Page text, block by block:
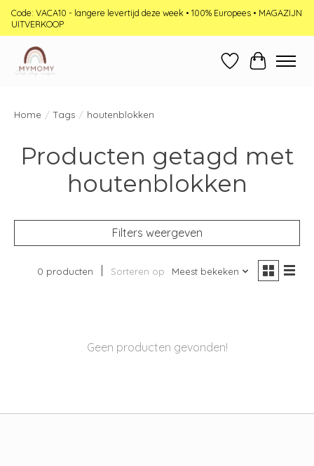
Code: VACA10 - langere levertijd deze week • 100% Europees • MAGAZIJN
UITVERKOOP
Verlanglijst
Home / Tags / houtenblokken
Producten getagd met
houtenblokken
Filters weergeven
0 producten Sorteren op Meest bekeken
Geen producten gevonden!